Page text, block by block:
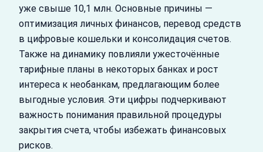
уже свыше 10,1 млн. Основные причины —
оптимизация личных финансов, перевод средств
в цифровые кошельки и консолидация счетов.
Также на динамику повлияли ужесточённые
тарифные планы в некоторых банках и рост
интереса к необанкам, предлагающим более
выгодные условия. Эти цифры подчеркивают
важность понимания правильной процедуры
закрытия счета, чтобы избежать финансовых
рисков.